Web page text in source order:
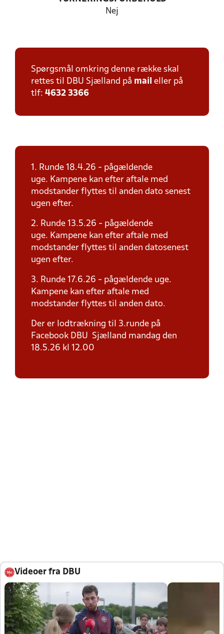
Nej
Spørgsmål omkring denne række skal
rettes til DBU Sjælland på mail eller på
tlf: 4632 3366
1. Runde 18.4.26 - pågældende
uge. Kampene kan efter aftale med
modstander flyttes til anden dato senest
ugen efter.
2. Runde 13.5.26 - pågældende
uge. Kampene kan efter aftale med
modstander flyttes til anden datosenest
ugen efter.
3. Runde 17.6.26 - pågældende uge.
Kampene kan efter aftale med
modstander flyttes til anden dato.
Der er lodtrækning til 3.runde på
Facebook DBU Sjælland mandag den
18.5.26 kl 12.00
Videoer fra DBU